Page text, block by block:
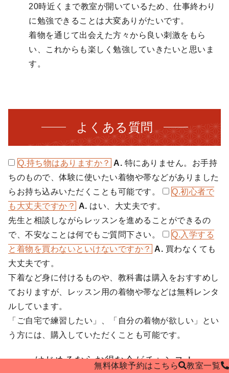
無料体験予約はこちら 教室一覧
20時近くまで教室が開いているため、仕事終わり
に勉強できることは大変ありがたいです。
着物を通じて出会えた方々から良い刺激をもら
い、これからも楽しく勉強していきたいと思いま
す。
よくある質問
Q.持ち物はありますか？ A. 特にありません。お手持
ちのもので、体験に使いたい着物や帯などがありました
らお持ち込みいただくことも可能です。
Q.初心者で
も大丈夫ですか？
A. はい、大丈夫です。
先生と相談しながらレッスンを進めることができるの
で、不安なことは何でもご質問下さい。
Q. 入学する
と着物を買わないといけないですか？
A. 買わなくても
大丈夫です。
下着など身に付けるものや、教科書は購入をおすすめし
ておりますが、レッスン用の着物や帯などは無料レンタ
ルしています。
「ご自宅で練習したい」、「自分の着物が欲しい」とい
う方には、購入していただくことも可能です。
はじめるならお得な今がチャンス！